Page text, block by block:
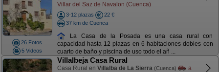
26 Fotos
5 Videos
Villar del Saz de Navalon (Cuenca)
3-12 plazas
22 €
37 km de Cuenca
La Casa de la Posada es una casa rural con
capacidad hasta 12 plazas en 6 habitaciones dobles con
cuarto de baño y piscina de uso todo el añ ...
Villalbeja Casa Rural
Casa Rural en Villalba de La Sierra (Cuenca)
a